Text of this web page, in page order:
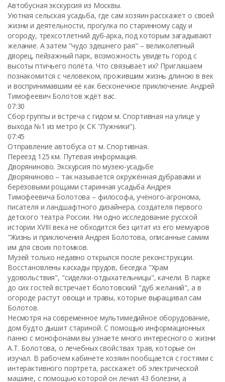
Автобусная экскурсия из Москвы.
Уютная сельская усадьба, где сам хозяин расскажет о своей
жизни и деятельности, прогулка по старинному саду и
огороду, трехсотлетний дуб-арка, под которым загадывают
желание. А затем "чудо здешнего рая" – великолепный
дворец, пейзажный парк, возможность увидеть город с
высоты птичьего полёта. Что связывает их? Приглашаем
познакомится с человеком, прожившим жизнь длиною в век
и воспринимавшим её как бесконечное приключение. Андрей
Тимофеевич Болотов ждёт вас.
07:30
Сбор группы и встреча с гидом м. Спортивная на улице у
выхода №1 из метро (к СК "Лужники").
07:45
Отправление автобуса от м. Спортивная.
Переезд 125 км. Путевая информация.
Дворяниново. Экскурсия по музею-усадьбе
Дворяниново – так называется окружённая дубравами и
берёзовыми рощами старинная усадьба Андрея
Тимофеевича Болотова – философа, учёного-агронома,
писателя и ландшафтного дизайнера, создателя первого
детского театра России. Ни одно исследование русской
истории XVIII века не обходится без цитат из его мемуаров
"Жизнь и приключения Андрея Болотова, описанные самим
им для своих потомков.
Музей только недавно открылся после реконструкции.
Восстановлены каскады прудов, беседка "Храм
удовольствия", "сиделки-отдыхательницы", качели. В парке
до сих гостей встречает болотовский "дуб желаний", а в
огороде растут овощи и травы, которые выращивал сам
Болотов.
Несмотря на современное мультимедийное оборудование,
дом будто дышит стариной. С помощью информационных
панно с монофонами вы узнаете много интересного о жизни
А.Т. Болотова, о лечебных свойствах трав, которые он
изучал. В рабочем кабинете хозяин пообщается с гостями с
интерактивного портрета, расскажет об электрической
машине, с помощью которой он лечил 43 болезни, а